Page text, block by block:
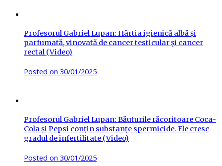
Profesorul Gabriel Lupan: Hârtia igienică albă și
parfumată, vinovată de cancer testicular și cancer
rectal (Video)
Posted on 30/01/2025
Profesorul Gabriel Lupan: Băuturile răcoritoare Coca-
Cola și Pepsi conțin substanțe spermicide. Ele cresc
gradul de infertilitate (Video)
Posted on 30/01/2025